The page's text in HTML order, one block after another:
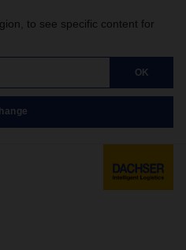
to see specific content for
OK